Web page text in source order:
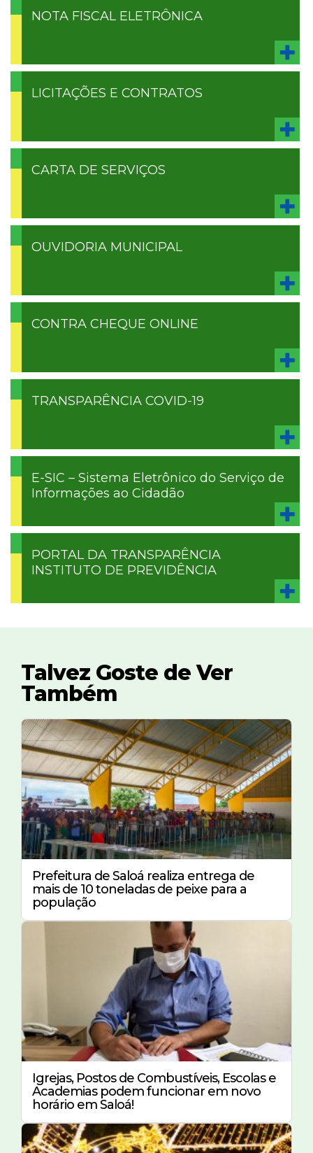
NOTA FISCAL ELETRÔNICA
LICITAÇÕES E CONTRATOS
CARTA DE SERVIÇOS
OUVIDORIA MUNICIPAL
CONTRA CHEQUE ONLINE
TRANSPARÊNCIA COVID-19
E-SIC – Sistema Eletrônico do Serviço de
Informações ao Cidadão
PORTAL DA TRANSPARÊNCIA
INSTITUTO DE PREVIDÊNCIA
Talvez Goste de Ver
Também
Prefeitura de Saloá realiza entrega de
mais de 10 toneladas de peixe para a
população
Igrejas, Postos de Combustíveis, Escolas e
Academias podem funcionar em novo
horário em Saloá!